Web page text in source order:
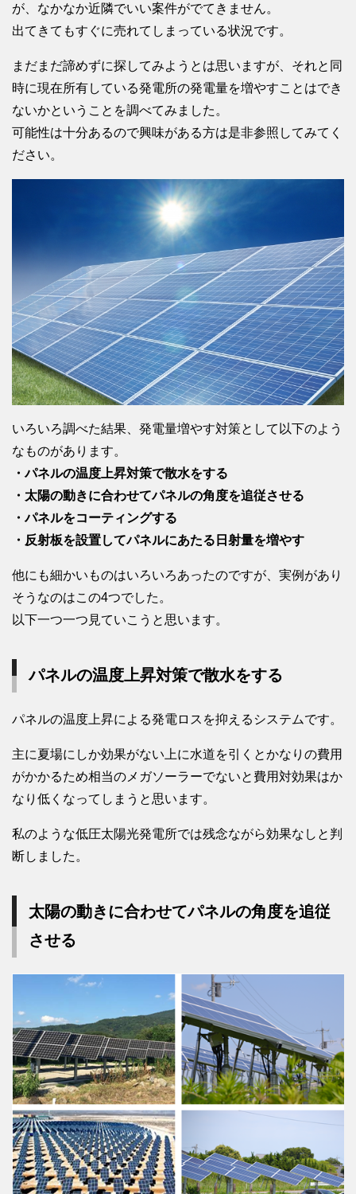
が、なかなか近隣でいい案件がでてきません。
出てきてもすぐに売れてしまっている状況です。
まだまだ諦めずに探してみようとは思いますが、それと同
時に現在所有している発電所の発電量を増やすことはでき
ないかということを調べてみました。
可能性は十分あるので興味がある方は是非参照してみてく
ださい。
いろいろ調べた結果、発電量増やす対策として以下のよう
なものがあります。
・パネルの温度上昇対策で散水をする
・太陽の動きに合わせてパネルの角度を追従させる
・パネルをコーティングする
・反射板を設置してパネルにあたる日射量を増やす
他にも細かいものはいろいろあったのですが、実例があり
そうなのはこの4つでした。
以下一つ一つ見ていこうと思います。
パネルの温度上昇対策で散水をする
パネルの温度上昇による発電ロスを抑えるシステムです。
主に夏場にしか効果がない上に水道を引くとかなりの費用
がかかるため相当のメガソーラーでないと費用対効果はか
なり低くなってしまうと思います。
私のような低圧太陽光発電所では残念ながら効果なしと判
断しました。
太陽の動きに合わせてパネルの角度を追従
させる